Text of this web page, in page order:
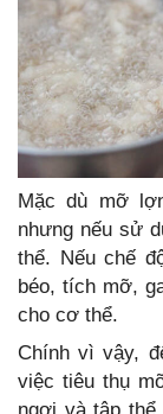
Mặc dù mỡ
nhưng nếu sử
thể. Nếu chế
béo, tích mỡ,
cho cơ thể.
Chính vì vậy,
việc tiêu thụ